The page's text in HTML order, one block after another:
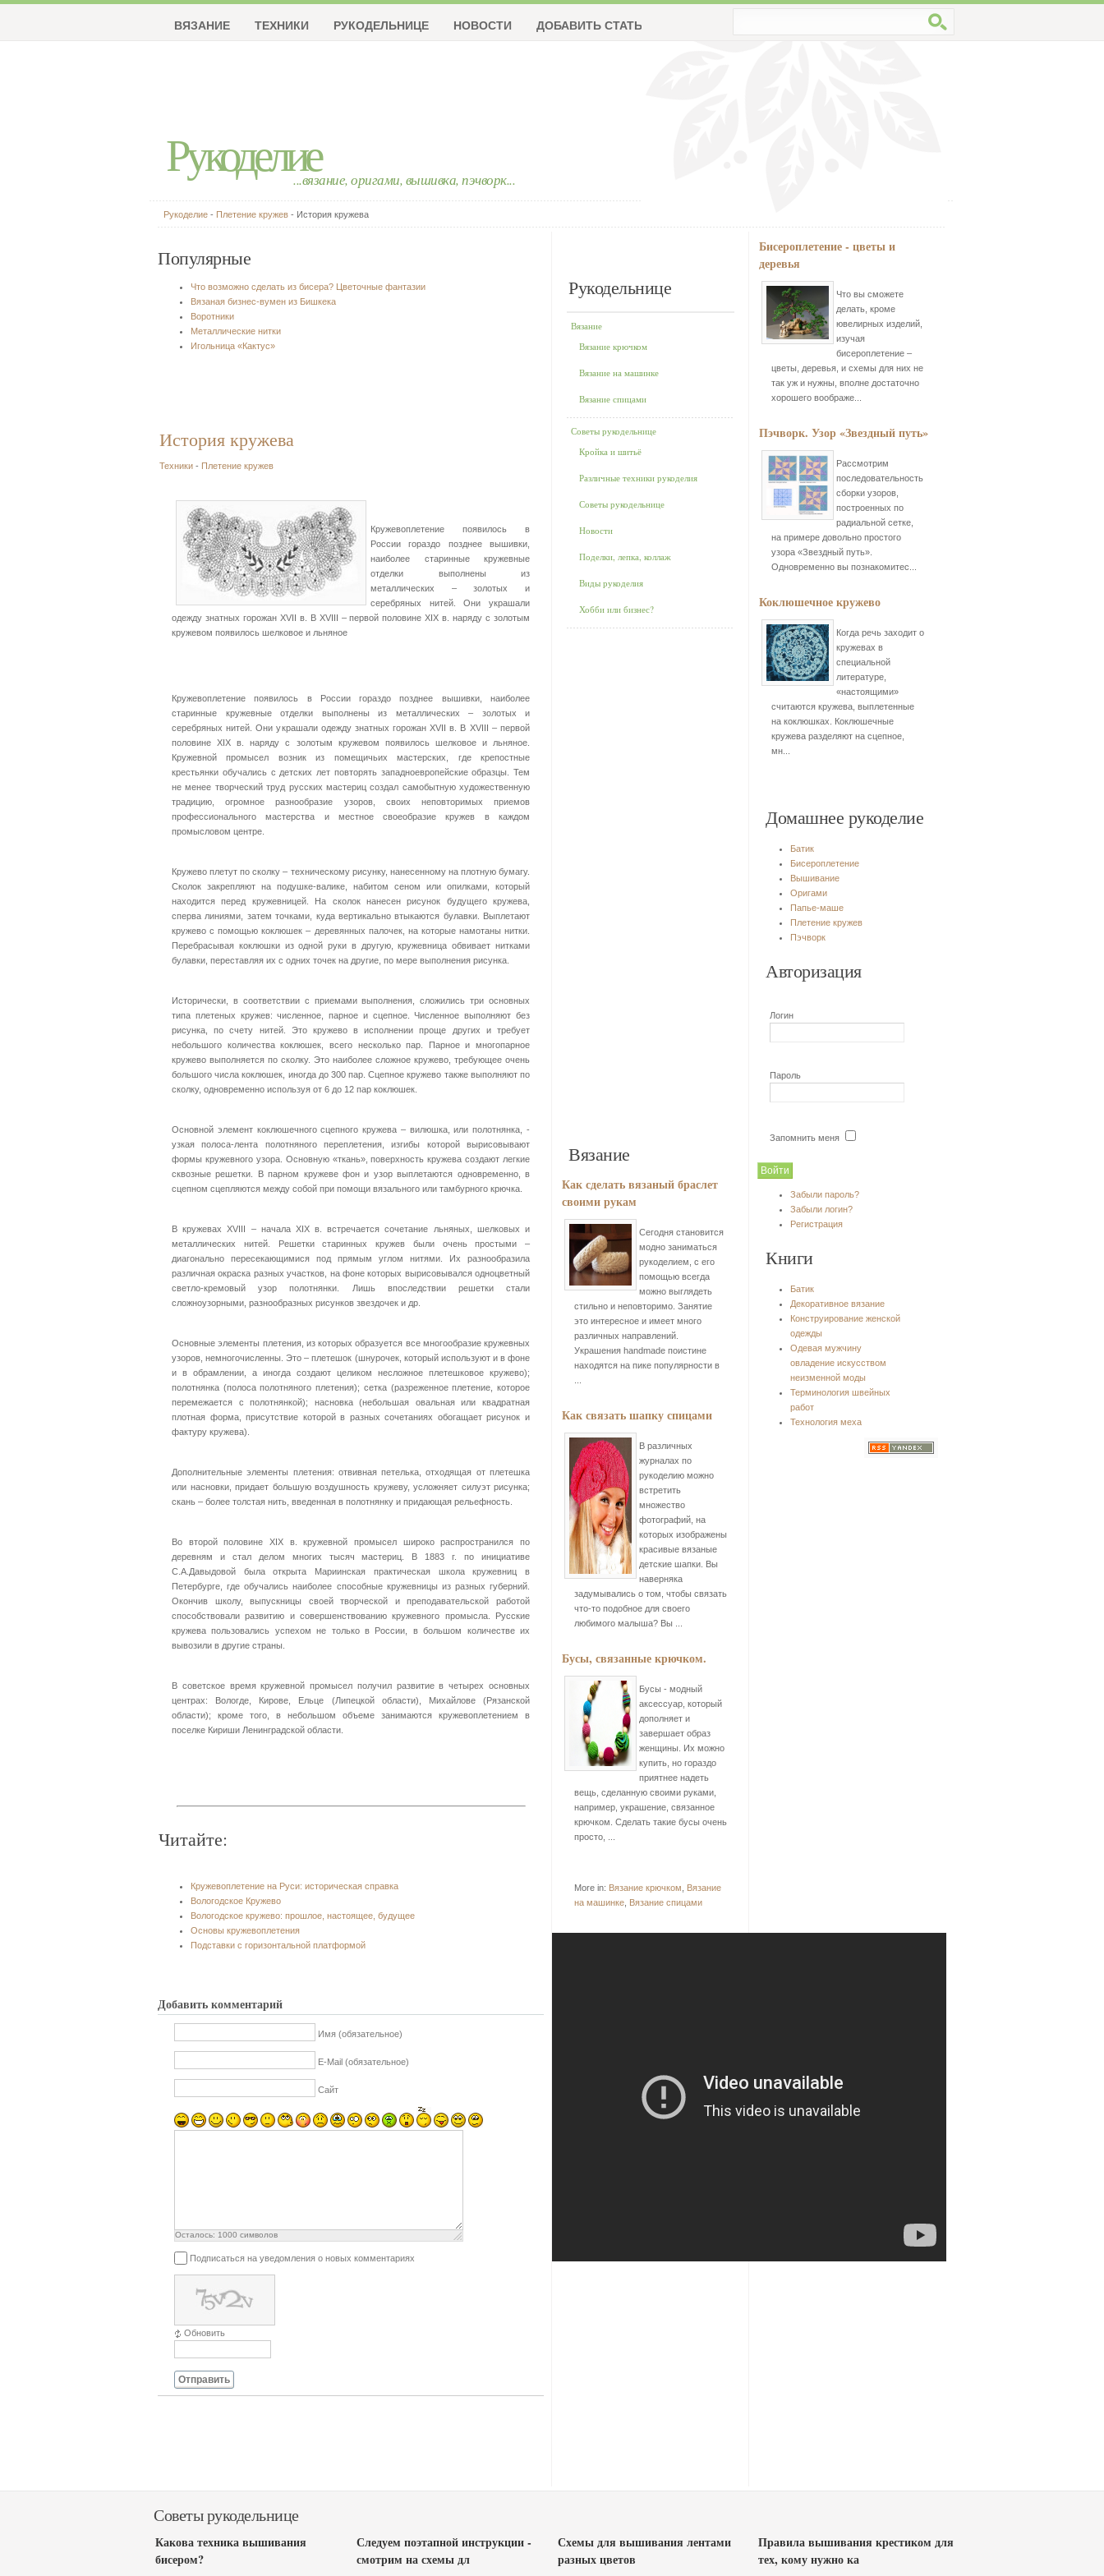
Рукоделие...вязание, оригами, вышивка, пэчворк...
ВЯЗАНИЕ ТЕХНИКИ РУКОДЕЛЬНИЦЕ НОВОСТИ ДОБАВИТЬ СТАТЬЮ
Рукоделие - Плетение кружев - История кружева
Популярные
Что возможно сделать из бисера? Цветочные фантазии
Вязаная бизнес-вумен из Бишкека
Воротники
Металлические нитки
Игольница «Кактус»
История кружева
Техники - Плетение кружев
Кружевоплетение появилось в
России гораздо позднее вышивки,
наиболее старинные кружевные
отделки выполнены из
металлических – золотых и
серебряных нитей. Они украшали
одежду знатных горожан XVII в. В XVIII – первой половине XIX в. наряду с золотым
кружевом появилось шелковое и льняное
Кружевоплетение появилось в России гораздо позднее вышивки, наиболее
старинные кружевные отделки выполнены из металлических – золотых и
серебряных нитей. Они украшали одежду знатных горожан XVII в. В XVIII – первой
половине XIX в. наряду с золотым кружевом появилось шелковое и льняное.
Кружевной промысел возник из помещичьих мастерских, где крепостные
крестьянки обучались с детских лет повторять западноевропейские образцы. Тем
не менее творческий труд русских мастериц создал самобытную художественную
традицию, огромное разнообразие узоров, своих неповторимых приемов
профессионального мастерства и местное своеобразие кружев в каждом
промысловом центре.
Кружево плетут по сколку – техническому рисунку, нанесенному на плотную бумагу.
Сколок закрепляют на подушке-валике, набитом сеном или опилками, который
находится перед кружевницей. На сколок нанесен рисунок будущего кружева,
сперва линиями, затем точками, куда вертикально втыкаются булавки. Выплетают
кружево с помощью коклюшек – деревянных палочек, на которые намотаны нитки.
Перебрасывая коклюшки из одной руки в другую, кружевница обвивает нитками
булавки, переставляя их с одних точек на другие, по мере выполнения рисунка.
Исторически, в соответствии с приемами выполнения, сложились три основных
типа плетеных кружев: численное, парное и сцепное. Численное выполняют без
рисунка, по счету нитей. Это кружево в исполнении проще других и требует
небольшого количества коклюшек, всего несколько пар. Парное и многопарное
кружево выполняется по сколку. Это наиболее сложное кружево, требующее очень
большого числа коклюшек, иногда до 300 пар. Сцепное кружево также выполняют по
сколку, одновременно используя от 6 до 12 пар коклюшек.
Основной элемент коклюшечного сцепного кружева – вилюшка, или полотнянка, -
узкая полоса-лента полотняного переплетения, изгибы которой вырисовывают
формы кружевного узора. Основную «ткань», поверхность кружева создают легкие
сквозные решетки. В парном кружеве фон и узор выплетаются одновременно, в
сцепном сцепляются между собой при помощи вязального или тамбурного крючка.
В кружевах XVIII – начала XIX в. встречается сочетание льняных, шелковых и
металлических нитей. Решетки старинных кружев были очень простыми –
диагонально пересекающимися под прямым углом нитями. Их разнообразила
различная окраска разных участков, на фоне которых вырисовывался одноцветный
светло-кремовый узор полотнянки. Лишь впоследствии решетки стали
сложноузорными, разнообразных рисунков звездочек и др.
Основные элементы плетения, из которых образуется все многообразие кружевных
узоров, немногочисленны. Это – плетешок (шнурочек, который используют и в фоне
и в обрамлении, а иногда создают целиком несложное плетешковое кружево);
полотнянка (полоса полотняного плетения); сетка (разреженное плетение, которое
перемежается с полотнянкой); насновка (небольшая овальная или квадратная
плотная форма, присутствие которой в разных сочетаниях обогащает рисунок и
фактуру кружева).
Дополнительные элементы плетения: отвивная петелька, отходящая от плетешка
или насновки, придает большую воздушность кружеву, усложняет силуэт рисунка;
скань – более толстая нить, введенная в полотнянку и придающая рельефность.
Во второй половине XIX в. кружевной промысел широко распространился по
деревням и стал делом многих тысяч мастериц. В 1883 г. по инициативе
С.А.Давыдовой была открыта Мариинская практическая школа кружевниц в
Петербурге, где обучались наиболее способные кружевницы из разных губерний.
Окончив школу, выпускницы своей творческой и преподавательской работой
способствовали развитию и совершенствованию кружевного промысла. Русские
кружева пользовались успехом не только в России, в большом количестве их
вывозили в другие страны.
В советское время кружевной промысел получил развитие в четырех основных
центрах: Вологде, Кирове, Ельце (Липецкой области), Михайлове (Рязанской
области); кроме того, в небольшом объеме занимаются кружевоплетением в
поселке Кириши Ленинградской области.
Читайте:
Кружевоплетение на Руси: историческая справка
Вологодское Кружево
Вологодское кружево: прошлое, настоящее, будущее
Основы кружевоплетения
Подставки с горизонтальной платформой
Добавить комментарий
Имя (обязательное)
E-Mail (обязательное)
Сайт
Осталось: 1000 символов
Подписаться на уведомления о новых комментариях
Обновить
Отправить
Рукодельнице
Вязание
Вязание крючком
Вязание на машинке
Вязание спицами
Советы рукодельнице
Кройка и шитьё
Различные техники рукоделия
Советы рукодельнице
Новости
Поделки, лепка, коллаж
Виды рукоделия
Хобби или бизнес?
Вязание
Как сделать вязаный браслет
своими рукам
Сегодня становится
модно заниматься
рукоделием, с его
помощью всегда
можно выглядеть
стильно и неповторимо. Занятие
это интересное и имеет много
различных направлений.
Украшения handmade поистине
находятся на пике популярности в
Как связать шапку спицами
В различных
журналах по
рукоделию можно
встретить
множество
фотографий, на
которых изображены
красивые вязаные
детские шапки. Вы
наверняка
задумывались о том, чтобы связать
что-то подобное для своего
любимого малыша? Вы ...
Бусы, связанные крючком.
Бусы - модный
аксессуар, который
дополняет и
завершает образ
женщины. Их можно
купить, но гораздо
приятнее надеть
вещь, сделанную своими руками,
например, украшение, связанное
крючком. Сделать такие бусы очень
просто, ...
More in: Вязание крючком
Вязание
на машинке Вязание спицами
Бисероплетение - цветы и
деревья
Что вы сможете
делать, кроме
ювелирных изделий,
изучая
бисероплетение –
цветы, деревья, и схемы для них не
так уж и нужны, вполне достаточно
хорошего воображе...
Пэчворк. Узор «Звездный путь»
Рассмотрим
последовательность
сборки узоров,
построенных по
радиальной сетке,
на примере довольно простого
узора «Звездный путь».
Одновременно вы познакомитес...
Коклюшечное кружево
Когда речь заходит о
кружевах в
специальной
литературе,
«настоящими»
считаются кружева, выплетенные
на коклюшках. Коклюшечные
кружева разделяют на сцепное,
мн...
Домашнее рукоделие
Батик
Бисероплетение
Вышивание
Оригами
Папье-маше
Плетение кружев
Пэчворк
Авторизация
Логин
Пароль
Запомнить меня
Забыли пароль?
Забыли логин?
Регистрация
Книги
Батик
Декоративное вязание
Конструирование женской
одежды
Одевая мужчину
овладение искусством
неизменной моды
Терминология швейных
работ
Технология меха
Советы рукодельнице
Какова техника вышивания
бисером?
Следуем поэтапной инструкции -
смотрим на схемы дл
Схемы для вышивания лентами
разных цветов
Правила вышивания крестиком для
тех, кому нужно ка